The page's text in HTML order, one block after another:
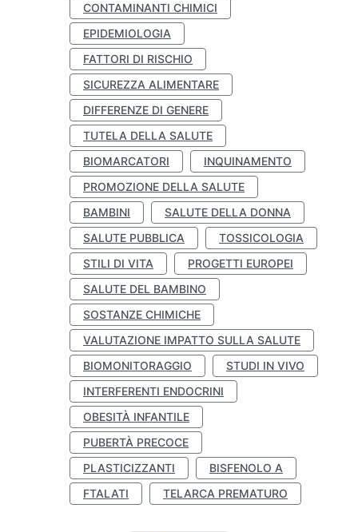
CONTAMINANTI CHIMICI
EPIDEMIOLOGIA
FATTORI DI RISCHIO
SICUREZZA ALIMENTARE
DIFFERENZE DI GENERE
TUTELA DELLA SALUTE
BIOMARCATORI
INQUINAMENTO
PROMOZIONE DELLA SALUTE
BAMBINI
SALUTE DELLA DONNA
SALUTE PUBBLICA
TOSSICOLOGIA
STILI DI VITA
PROGETTI EUROPEI
SALUTE DEL BAMBINO
SOSTANZE CHIMICHE
VALUTAZIONE IMPATTO SULLA SALUTE
BIOMONITORAGGIO
STUDI IN VIVO
INTERFERENTI ENDOCRINI
OBESITÀ INFANTILE
PUBERTÀ PRECOCE
PLASTICIZZANTI
BISFENOLO A
FTALATI
TELARCA PREMATURO